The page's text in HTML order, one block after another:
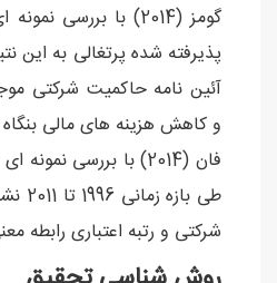
پذیرفته شده پرتغالی به این
آئین نامه حاکمیت شرکتی
و کاهش هزینه های مالی
فان (2014) با بررسی
طی
شرکتی و رتبه اعتباری رابطه